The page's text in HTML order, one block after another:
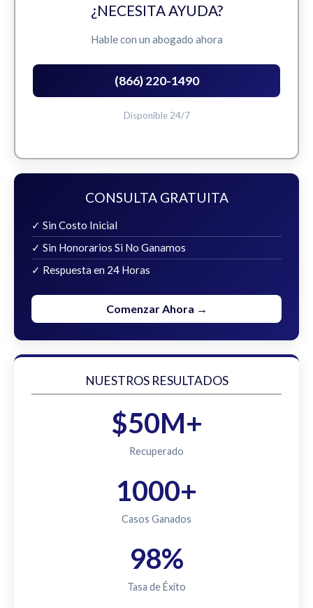
¿NECESITA AYUDA?
Hable con un abogado ahora
(866) 220-1490
Disponible 24/7
CONSULTA GRATUITA
✓ Sin Costo Inicial
✓ Sin Honorarios Si No Ganamos
✓ Respuesta en 24 Horas
Comenzar Ahora →
NUESTROS RESULTADOS
$50M+
Recuperado
1000+
Casos Ganados
98%
Tasa de Éxito